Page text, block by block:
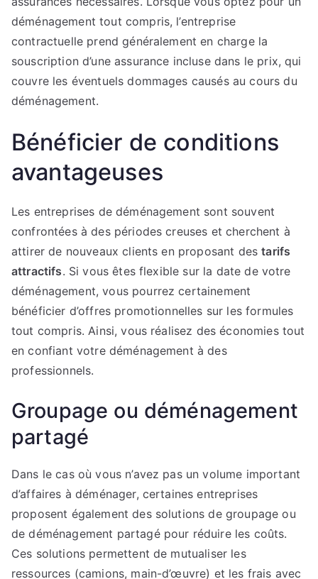
déménagement tout compris, l’entreprise
contractuelle prend généralement en charge la
souscription d’une assurance incluse dans le prix, qui
couvre les éventuels dommages causés au cours du
déménagement.
Bénéficier de conditions
avantageuses
Les entreprises de déménagement sont souvent
confrontées à des périodes creuses et cherchent à
attirer de nouveaux clients en proposant destarifs
attractifs. Si vous êtes flexible sur la date de votre
déménagement, vous pourrez certainement
bénéficier d’offres promotionnelles sur les formules
tout compris. Ainsi, vous réalisez des économies tout
en confiant votre déménagement à des
professionnels.
Groupage ou déménagement
partagé
Dans le cas où vous n’avez pas un volume important
d’affaires à déménager, certaines entreprises
proposent également des solutions de groupage ou
de déménagement partagé pour réduire les coûts.
Ces solutions permettent de mutualiser les
ressources (camions, main-d’œuvre) et les frais avec